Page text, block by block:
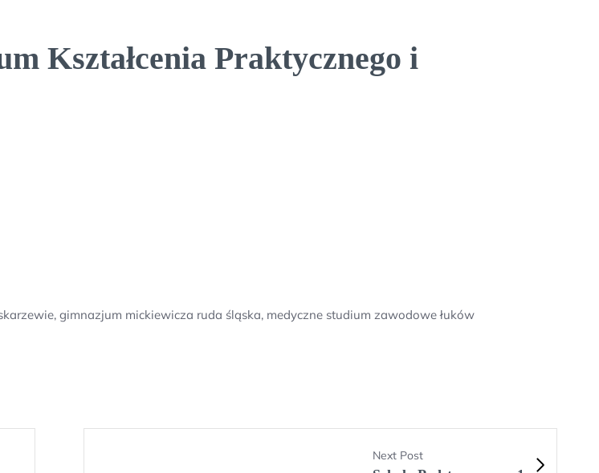
Kształcenia Praktycznego i
gimnazjum mickiewicza ruda śląska, medyczne studium zawodowe łuków
Next Post